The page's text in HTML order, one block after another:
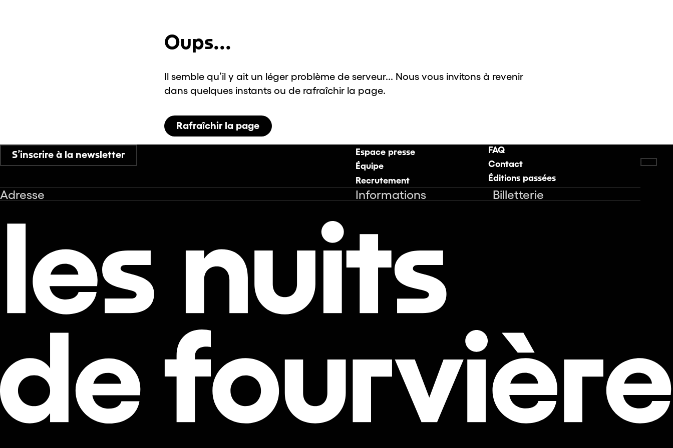
Oups...
Il semble qu’il y ait un léger problème de serveur... Nous vous invitons à revenir
dans quelques instants ou de rafraîchir la page.
Rafraîchir la page
S’inscrire à la newsletter
Espace presse
Équipe
Recrutement
FAQ
Contact
Éditions passées
Adresse Informations Billetterie